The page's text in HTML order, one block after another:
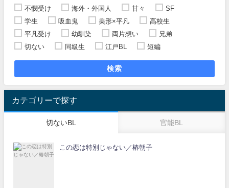
不憫受け
海外・外国人 甘々
SF
学生
吸血鬼 美形×平凡
高校生
平凡受け
幼馴染 両片想い
兄弟
切ない
同級生 江戸BL 短編
検索
カテゴリーで探す
切ないBL 官能BL
この恋は特別じゃない／椿朝子